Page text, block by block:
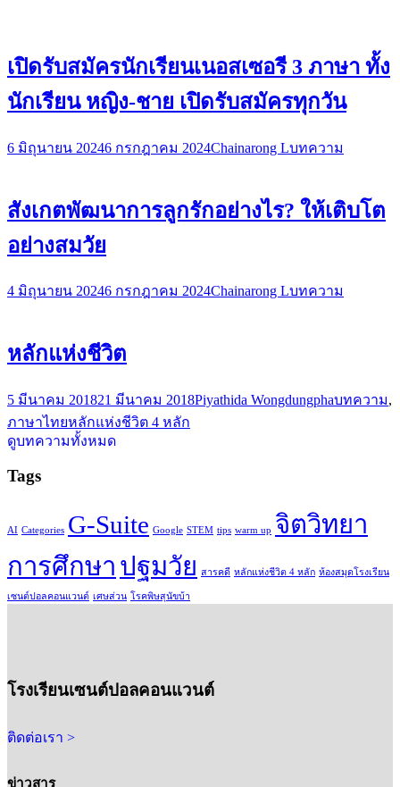
เปิดรับสมัครนักเรียนเนอสเซอรี 3 ภาษา ทั้ง
นักเรียน หญิง-ชาย เปิดรับสมัครทุกวัน
6 มิถุนายน 20246 กรกฎาคม 2024Chainarong Lบทความ
สังเกตพัฒนาการลูกรักอย่างไร? ให้เติบโต
อย่างสมวัย
4 มิถุนายน 20246 กรกฎาคม 2024Chainarong Lบทความ
หลักแห่งชีวิต
5 มีนาคม 201821 มีนาคม 2018Piyathida Wongdungphaบทความ,
ภาษาไทยหลักแห่งชีวิต 4 หลัก
ดูบทความทั้งหมด
Tags
AI Categories G-Suite Google STEM tips warm up จิตวิทยา
การศึกษา ปฐมวัย สารคดี หลักแห่งชีวิต 4 หลัก ห้องสมุดโรงเรียน
เซนต์ปอลคอนแวนต์ เศษส่วน โรคพิษสุนัขบ้า
โรงเรียนเซนต์ปอลคอนแวนต์
ติดต่อเรา >
ข่าวสาร